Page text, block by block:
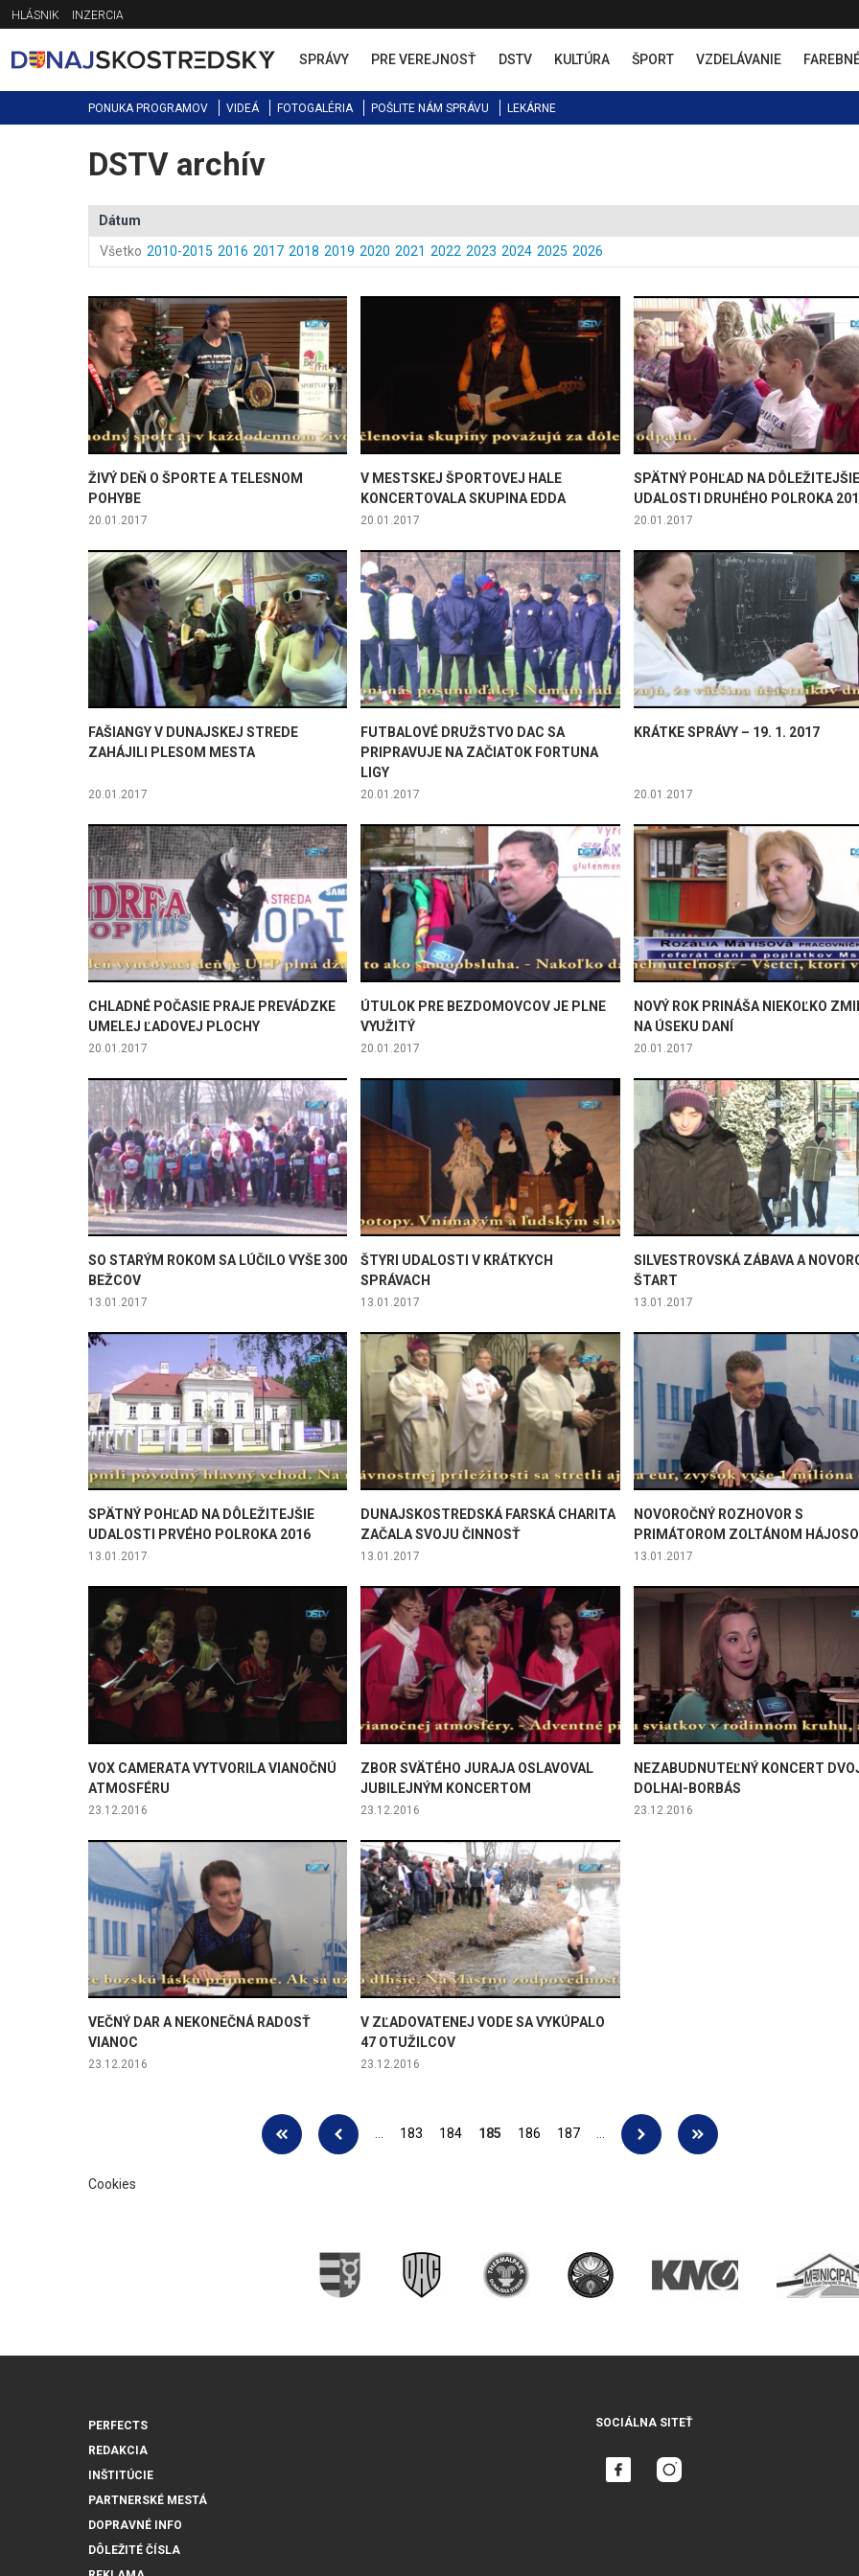
Jump
to
navigation
HLÁSNIK INZERCIA
SPRÁVY PRE VEREJNOSŤ DSTV KULTÚRA ŠPORT VZDELÁVANIE
PONUKA PROGRAMOV VIDEÁ FOTOGALÉRIA POŠLITE NÁM SPRÁVU LEKÁRNE
Back
to
DSTV archív
Dátum
Všetko 2010-2015 2016 2017 2018 2019 2020 2021 2022 2023 2024 2025 2026
ŽIVÝ DEŇ O ŠPORTE A TELESNOM
POHYBE
20.01.2017
V MESTSKEJ ŠPORTOVEJ HALE
KONCERTOVALA SKUPINA EDDA
20.01.2017
SPÄTNÝ POHĽAD NA DÔLEŽITEJŠIE
UDALOSTI DRUHÉHO POLROKA
20.01.2017
FAŠIANGY V DUNAJSKEJ STREDE
ZAHÁJILI PLESOM MESTA
20.01.2017
FUTBALOVÉ DRUŽSTVO DAC SA
PRIPRAVUJE NA ZAČIATOK FORTUNA
LIGY
20.01.2017
KRÁTKE SPRÁVY – 19. 1. 2017
20.01.2017
CHLADNÉ POČASIE PRAJE PREVÁDZKE
UMELEJ ĽADOVEJ PLOCHY
20.01.2017
ÚTULOK PRE BEZDOMOVCOV JE PLNE
VYUŽITÝ
20.01.2017
NOVÝ ROK PRINÁŠA NIEKOĽKO
NA ÚSEKU DANÍ
20.01.2017
SO STARÝM ROKOM SA LÚČILO VYŠE 300
BEŽCOV
13.01.2017
ŠTYRI UDALOSTI V KRÁTKYCH
SPRÁVACH
13.01.2017
SILVESTROVSKÁ ZÁBAVA A
ŠTART
13.01.2017
SPÄTNÝ POHĽAD NA DÔLEŽITEJŠIE
UDALOSTI PRVÉHO POLROKA 2016
13.01.2017
DUNAJSKOSTREDSKÁ FARSKÁ CHARITA
ZAČALA SVOJU ČINNOSŤ
13.01.2017
NOVOROČNÝ ROZHOVOR S
PRIMÁTOROM ZOLTÁNOM
13.01.2017
VOX CAMERATA VYTVORILA VIANOČNÚ
ATMOSFÉRU
23.12.2016
ZBOR SVÄTÉHO JURAJA OSLAVOVAL
JUBILEJNÝM KONCERTOM
23.12.2016
NEZABUDNUTEĽNÝ KONCERT
DOLHAI-BORBÁS
23.12.2016
VEČNÝ DAR A NEKONEČNÁ RADOSŤ
VIANOC
23.12.2016
V ZĽADOVATENEJ VODE SA VYKÚPALO
47 OTUŽILCOV
23.12.2016
183 184 185 186 187
Cookies
PERFECTS
REDAKCIA
INŠTITÚCIE
PARTNERSKÉ MESTÁ
DOPRAVNÉ INFO
DÔLEŽITÉ ČÍSLA
SOCIÁLNA SITEŤ